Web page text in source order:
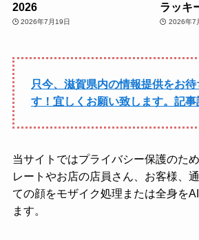
2026
2026年7月19日
ラッキ
2026年7
只今、滋賀県内の情報提供をお待
す！宜しくお願い致します。記事
当サイトではプライバシー保護のた
レートやお店の店員さん、お客様、
ての顔をモザイク処理または全身を
ます。